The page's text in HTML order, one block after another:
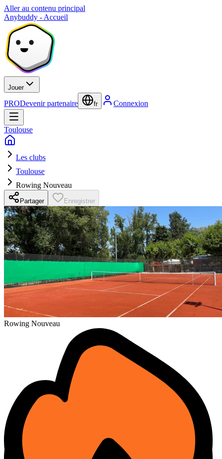
Aller au contenu principal
Anybuddy - Accueil
Jouer
PRODevenir partenaire fr Connexion
Toulouse
Les clubs
Toulouse
Rowing Nouveau
Partager Enregistrer
Rowing Nouveau